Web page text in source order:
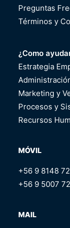
Preguntas
Términos y
¿Como
Estrategia
Marketing y
Procesos y
Recursos
MÓVIL
+56 9 8148
+56 9 5007
MAIL